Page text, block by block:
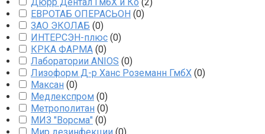
ЕВРОТАБ ОПЕРАСЬОН (0)
ЗАО ЭКОЛАБ (0)
ИНТЕРСЭН-плюс (0)
КРКА ФАРМА (0)
Лаборатории ANIOS (0)
Лизоформ Д-р Ханс Роземанн ГмбХ (0)
Максан (0)
Медлекспром (0)
Метрополитан (0)
МИЗ "Ворсма" (0)